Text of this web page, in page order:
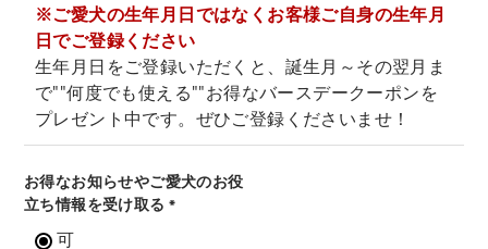
※ご愛犬の生年月日ではなくお客様ご自身の生年月
日でご登録ください
生年月日をご登録いただくと、誕生月～その翌月ま
で""何度でも使える""お得なバースデークーポンを
プレゼント中です。ぜひご登録くださいませ！
お得なお知らせやご愛犬のお役
立ち情報を受け取る
可